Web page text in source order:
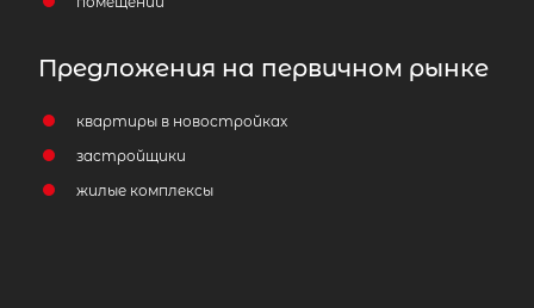
Предложения на первичном рынке
квартиры в новостройках
застройщики
жилые комплексы